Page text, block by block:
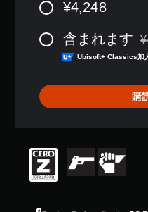
4
3
で
¥4,248
含まれます
Ubisoft+ Classics加
購